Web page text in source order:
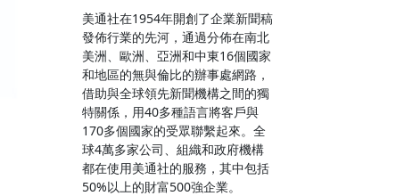
美通社在1954年開創了企業新聞稿
發佈行業的先河，通過分佈在南北
美洲、歐洲、亞洲和中東16個國家
和地區的無與倫比的辦事處網路，
借助與全球領先新聞機構之間的獨
特關係，用40多種語言將客戶與
170多個國家的受眾聯繫起來。全
球4萬多家公司、組織和政府機構
都在使用美通社的服務，其中包括
50%以上的財富500強企業。